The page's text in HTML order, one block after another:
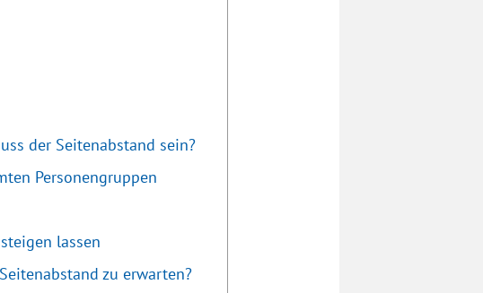
der Seitenabstand sein?
Personengruppen
lassen
zu erwarten?